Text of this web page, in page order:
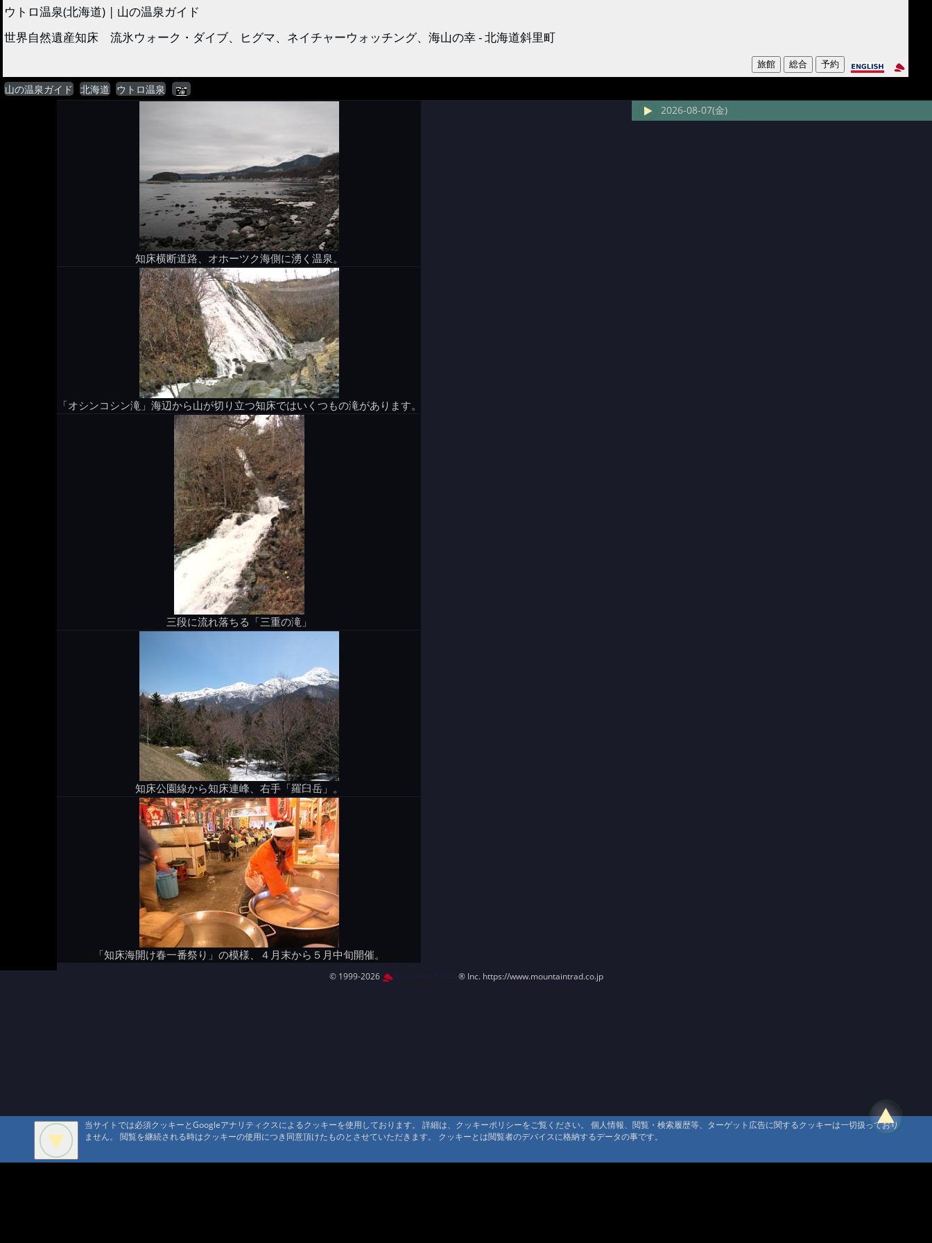
ウトロ温泉(北海道) | 山の温泉ガイド
世界自然遺産知床 流氷ウォーク・ダイブ、ヒグマ、ネイチャーウォッチング、海山の幸 - 北海道斜里町
山の温泉ガイド 北海道 ウトロ温泉
知床横断道路、オホーツク海側に湧く温泉。
「オシンコシン滝」海辺から山が切り立つ知床ではいくつもの滝があります。
三段に流れ落ちる「三重の滝」
知床公園線から知床連峰、右手「羅臼岳」。
「知床海開け春一番祭り」の模様、４月末から５月中旬開催。
2026-08-07(金)
© 1999-2026 MountAin TRAD ® Inc. https://www.mountaintrad.co.jp
当サイトでは必須クッキーとGoogleアナリティクスによるクッキーを使用しております。 詳細は、クッキーポリシーをご覧ください。 個人情報、閲覧・検索履歴等、ターゲット広告に関するクッキーは一切扱っており
ません。 閲覧を継続される時はクッキーの使用につき同意頂けたものとさせていただきます。 クッキーとは閲覧者のデバイスに格納するデータの事です。